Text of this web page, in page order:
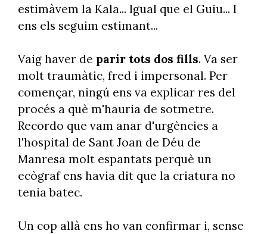
estimàvem la Kala... Igual que el Guiu... I
ens els seguim estimant...
Vaig haver de parir tots dos fills. Va ser
molt traumàtic, fred i impersonal. Per
començar, ningú ens va explicar res del
procés a què m'hauria de sotmetre.
Recordo que vam anar d'urgències a
l'hospital de Sant Joan de Déu de
Manresa molt espantats perquè un
ecògraf ens havia dit que la criatura no
tenia batec.
Un cop allà ens ho van confirmar i, sense